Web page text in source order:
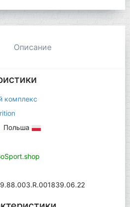
Описание
комплекс
Польша